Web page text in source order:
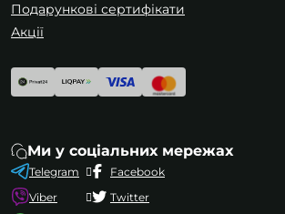
Подарункові сертифікати
Акції
Ми у соціальних мережах
Telegram
Viber
Facebook
Twitter